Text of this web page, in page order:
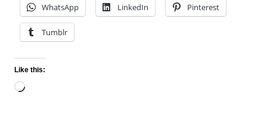
WhatsApp LinkedIn Pinterest
Tumblr
Like this:
Loading…